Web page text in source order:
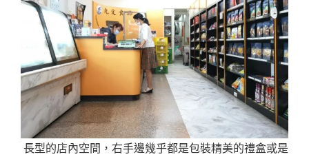
長型的店內空間，右手邊幾乎都是包裝精美的禮盒或是